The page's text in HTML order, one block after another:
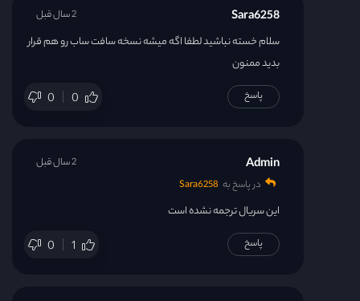
Sara6258
سلام خسته نباشید لطفا اگه میشه نسخه سافت ساب رو هم قرار
بدید ممنون
0 0
2 سال قبل
پاسخ
Admin
در پاسخ به Sara6258
این سریال ترجمه نشده است
0 1
2 سال قبل
پاسخ